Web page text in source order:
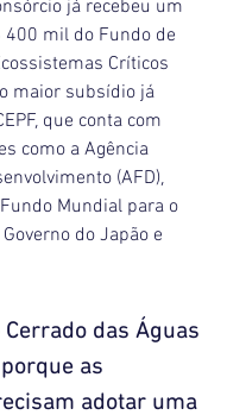
já recebeu um
400 mil do Fundo de
Críticos
maior subsídio já
que conta com
como a Agência
(AFD),
Mundial para o
do Japão e
Cerrado das Águas
as
adotar uma